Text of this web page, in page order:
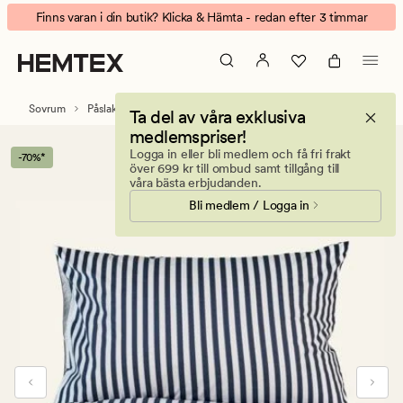
Classic
stripe
påslakanset
marinblå
Animerad
banner.
Klicka
på
att
pausa.
Finns varan i din butik? Klicka & Hämta - redan efter 3 timmar
Ta del av våra exklusiva
medlemspriser!
Logga in eller bli medlem och få fri frakt
över 699 kr till ombud samt tillgång till
våra bästa erbjudanden.
Bli medlem / Logga in
Sovrum Påslakanset Bomull påslakanset
-70%*